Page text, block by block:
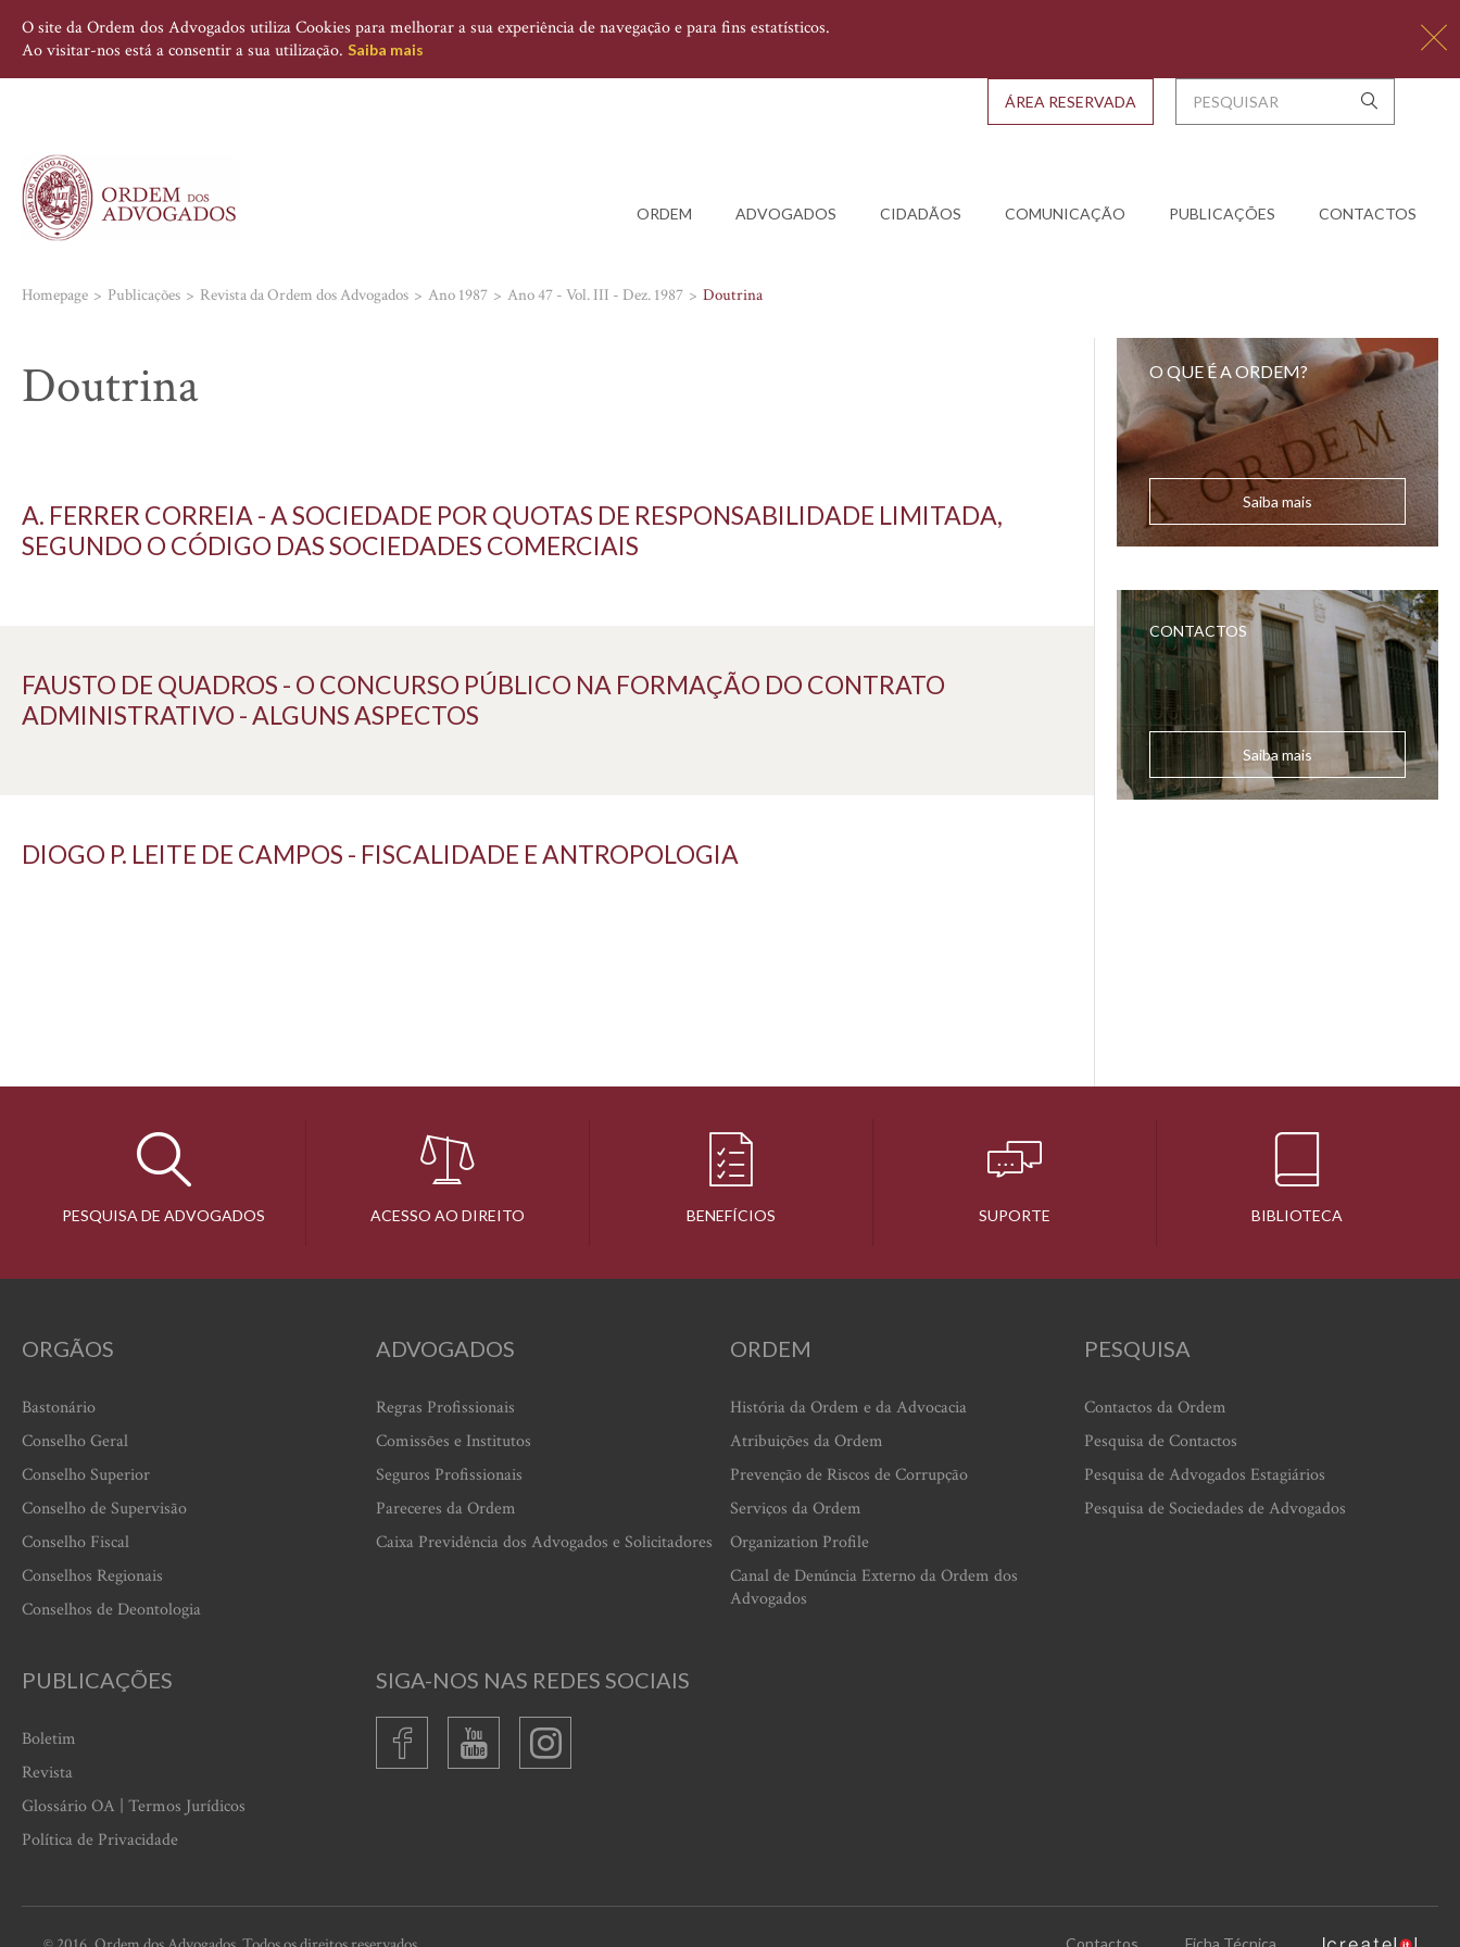
O site da Ordem dos Advogados utiliza Cookies para melhorar a sua experiência de navegação e para fins estatísticos.
Ao visitar-nos está a consentir a sua utilização. Saiba mais
ORDEM ADVOGADOS CIDADÃOS COMUNICAÇÃO PUBLICAÇÕES CONTACTOS
ÁREA RESERVADA
Homepage Publicações Revista da Ordem dos Advogados Ano 1987 Ano 47 - Vol. III - Dez. 1987 Doutrina
Doutrina
A. FERRER CORREIA - A SOCIEDADE POR QUOTAS DE RESPONSABILIDADE LIMITADA,
SEGUNDO O CÓDIGO DAS SOCIEDADES COMERCIAIS
FAUSTO DE QUADROS - O CONCURSO PÚBLICO NA FORMAÇÃO DO CONTRATO
ADMINISTRATIVO - ALGUNS ASPECTOS
DIOGO P. LEITE DE CAMPOS - FISCALIDADE E ANTROPOLOGIA
O QUE É A ORDEM?
Saiba mais
CONTACTOS
Saiba mais
PESQUISA DE ADVOGADOS ACESSO AO DIREITO BENEFÍCIOS SUPORTE BIBLIOTECA
ORGÃOS
Bastonário
Conselho Geral
Conselho Superior
Conselho de Supervisão
Conselho Fiscal
Conselhos Regionais
Conselhos de Deontologia
ADVOGADOS
Regras Profissionais
Comissões e Institutos
Seguros Profissionais
Pareceres da Ordem
Caixa Previdência dos Advogados e Solicitadores
ORDEM
História da Ordem e da Advocacia
Atribuições da Ordem
Prevenção de Riscos de Corrupção
Serviços da Ordem
Organization Profile
Canal de Denúncia Externo da Ordem dos
Advogados
PESQUISA
Contactos da Ordem
Pesquisa de Contactos
Pesquisa de Advogados Estagiários
Pesquisa de Sociedades de Advogados
PUBLICAÇÕES
Boletim
Revista
Glossário OA | Termos Jurídicos
Política de Privacidade
SIGA-NOS NAS REDES SOCIAIS
Contactos Ficha Técnica